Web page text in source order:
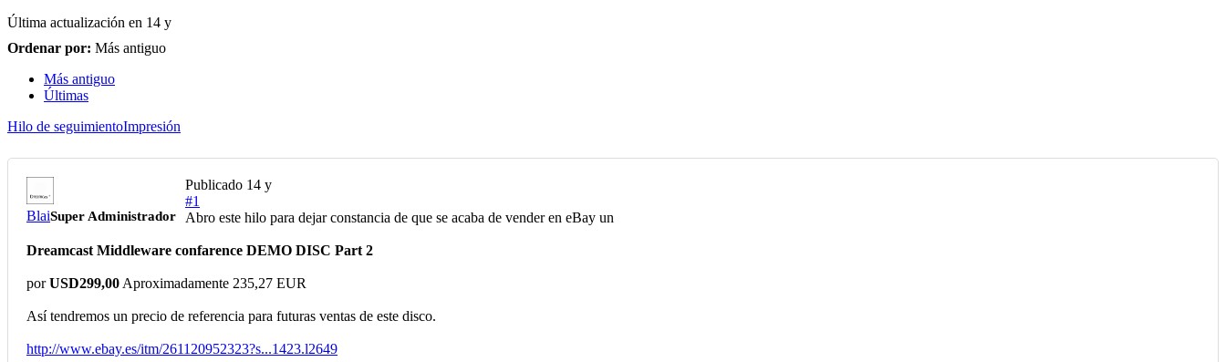
Última actualización en 14 y
Ordenar por: Más antiguo
Más antiguo
Últimas
Hilo de seguimientoImpresión
BlaiSuper Administrador
Publicado 14 y
#1
Abro este hilo para dejar constancia de que se acaba de vender en eBay un
Dreamcast Middleware confarence DEMO DISC Part 2
porUSD299,00 Aproximadamente 235,27 EUR
Así tendremos un precio de referencia para futuras ventas de este disco.
http://www.ebay.es/itm/261120952323?s...1423.l2649